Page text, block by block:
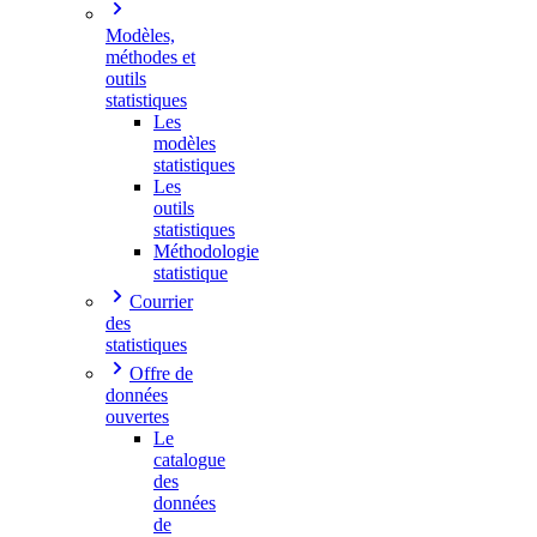
Modèles,
méthodes et
outils
statistiques
Les
modèles
statistiques
Les
outils
statistiques
Méthodologie
statistique
Courrier
des
statistiques
Offre de
données
ouvertes
Le
catalogue
des
données
de